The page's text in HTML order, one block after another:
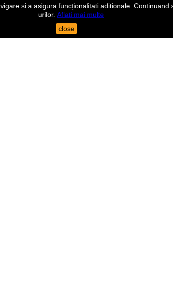
si a asigura funcționalitati aditionale.
urilor. Aflati mai multe
close